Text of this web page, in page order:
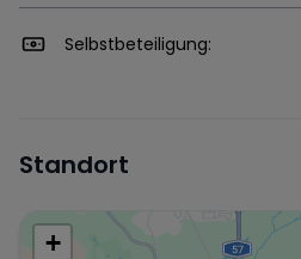
Selbstbeteiligung:
Standort
+